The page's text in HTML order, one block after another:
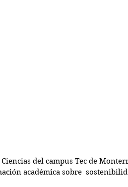
del campus Tec de
académica sobre